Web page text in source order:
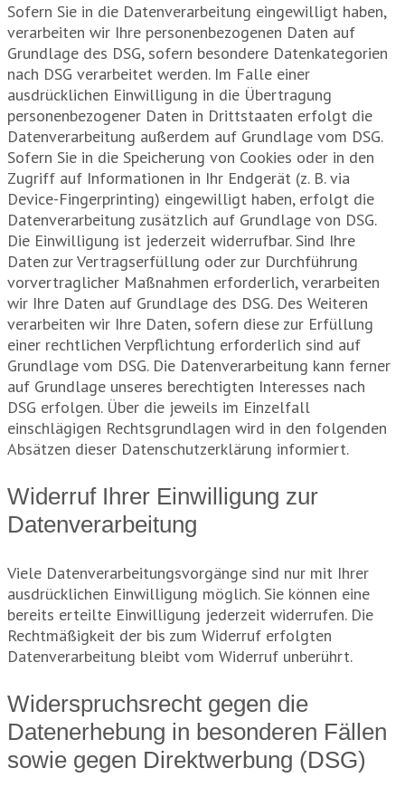
Sofern Sie in die Datenverarbeitung eingewilligt haben,
verarbeiten wir Ihre personenbezogenen Daten auf
Grundlage des DSG, sofern besondere Datenkategorien
nach DSG verarbeitet werden. Im Falle einer
ausdrücklichen Einwilligung in die Übertragung
personenbezogener Daten in Drittstaaten erfolgt die
Datenverarbeitung außerdem auf Grundlage vom DSG.
Sofern Sie in die Speicherung von Cookies oder in den
Zugriff auf Informationen in Ihr Endgerät (z. B. via
Device-Fingerprinting) eingewilligt haben, erfolgt die
Datenverarbeitung zusätzlich auf Grundlage von DSG.
Die Einwilligung ist jederzeit widerrufbar. Sind Ihre
Daten zur Vertragserfüllung oder zur Durchführung
vorvertraglicher Maßnahmen erforderlich, verarbeiten
wir Ihre Daten auf Grundlage des DSG. Des Weiteren
verarbeiten wir Ihre Daten, sofern diese zur Erfüllung
einer rechtlichen Verpflichtung erforderlich sind auf
Grundlage vom DSG. Die Datenverarbeitung kann ferner
auf Grundlage unseres berechtigten Interesses nach
DSG erfolgen. Über die jeweils im Einzelfall
einschlägigen Rechtsgrundlagen wird in den folgenden
Absätzen dieser Datenschutzerklärung informiert.
Widerruf Ihrer Einwilligung zur
Datenverarbeitung
Viele Datenverarbeitungsvorgänge sind nur mit Ihrer
ausdrücklichen Einwilligung möglich. Sie können eine
bereits erteilte Einwilligung jederzeit widerrufen. Die
Rechtmäßigkeit der bis zum Widerruf erfolgten
Datenverarbeitung bleibt vom Widerruf unberührt.
Widerspruchsrecht gegen die
Datenerhebung in besonderen Fällen
sowie gegen Direktwerbung (DSG)